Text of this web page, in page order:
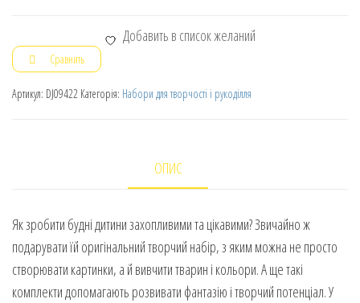
Добавить в список желаний
Сравнить
Артикул: DJ09422 Категорія: Набори для творчості і рукоділля
ОПИС
Як зробити будні дитини захопливими та цікавими? Звичайно ж
подарувати їй оригінальний творчий набір, з яким можна не просто
створювати картинки, а й вивчити тварин і кольори. А ще такі
комплекти допомагають розвивати фантазію і творчий потенціал. У